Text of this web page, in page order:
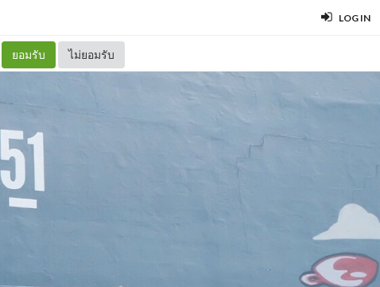
LOG IN
ยอมรับ ไม่ยอมรับ